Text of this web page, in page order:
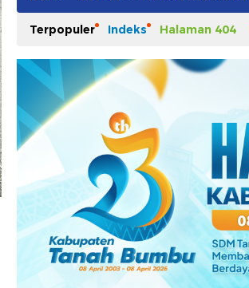
Terpopuler Indeks Halaman 404